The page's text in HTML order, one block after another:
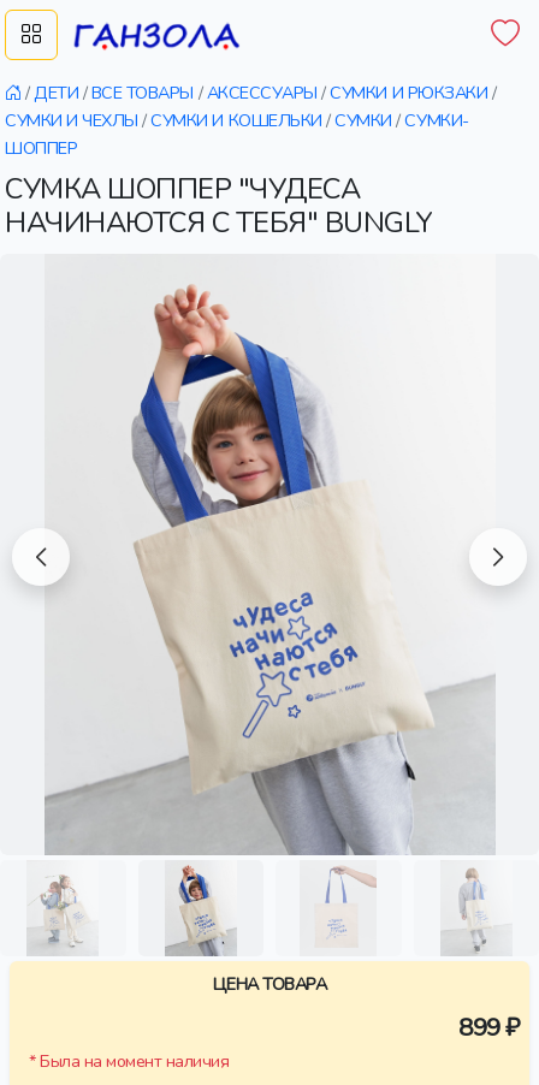
/ДЕТИ /ВСЕ ТОВАРЫ /АКСЕССУАРЫ /СУМКИ И РЮКЗАКИ /
СУМКИ И ЧЕХЛЫ /СУМКИ И КОШЕЛЬКИ /СУМКИ /СУМКИ-
ШОППЕР
СУМКА ШОППЕР "ЧУДЕСА
НАЧИНАЮТСЯ С ТЕБЯ" BUNGLY
ЦЕНА ТОВАРА
899 ₽
* Была на момент наличия